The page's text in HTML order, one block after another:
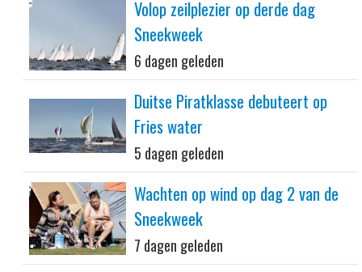
Volop zeilplezier op derde dag
Sneekweek
6 dagen geleden
Duitse Piratklasse debuteert op
Fries water
5 dagen geleden
Wachten op wind op dag 2 van de
Sneekweek
7 dagen geleden